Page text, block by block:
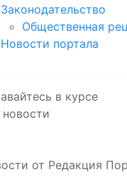
Законодательство
Общественная
Новости портала
в курсе
новости
от Редакция